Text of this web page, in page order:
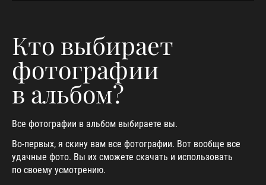
Кто выбирает
фотографии
в альбом?
Все фотографии в альбом выбираете вы.
Во-первых, я скину вам все фотографии. Вот вообще все
удачные фото. Вы их сможете скачать и использовать
по своему усмотрению.